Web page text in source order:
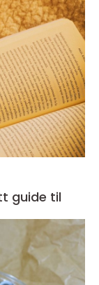
guide til